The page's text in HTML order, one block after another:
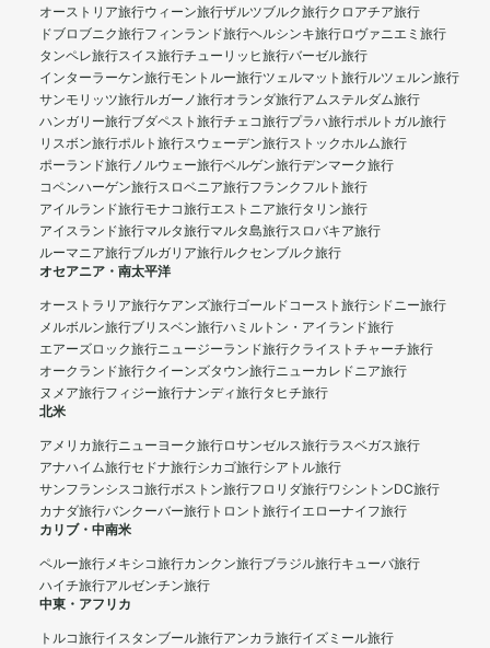
オーストリア旅行ウィーン旅行ザルツブルク旅行クロアチア旅行
ドブロブニク旅行フィンランド旅行ヘルシンキ旅行ロヴァニエミ旅行
タンペレ旅行スイス旅行チューリッヒ旅行バーゼル旅行
インターラーケン旅行モントルー旅行ツェルマット旅行ルツェルン旅行
サンモリッツ旅行ルガーノ旅行オランダ旅行アムステルダム旅行
ハンガリー旅行ブダペスト旅行チェコ旅行プラハ旅行ポルトガル旅行
リスボン旅行ポルト旅行スウェーデン旅行ストックホルム旅行
ポーランド旅行ノルウェー旅行ベルゲン旅行デンマーク旅行
コペンハーゲン旅行スロベニア旅行フランクフルト旅行
アイルランド旅行モナコ旅行エストニア旅行タリン旅行
アイスランド旅行マルタ旅行マルタ島旅行スロバキア旅行
ルーマニア旅行ブルガリア旅行ルクセンブルク旅行
オセアニア・南太平洋
オーストラリア旅行ケアンズ旅行ゴールドコースト旅行シドニー旅行
メルボルン旅行ブリスベン旅行ハミルトン・アイランド旅行
エアーズロック旅行ニュージーランド旅行クライストチャーチ旅行
オークランド旅行クイーンズタウン旅行ニューカレドニア旅行
ヌメア旅行フィジー旅行ナンディ旅行タヒチ旅行
北米
アメリカ旅行ニューヨーク旅行ロサンゼルス旅行ラスベガス旅行
アナハイム旅行セドナ旅行シカゴ旅行シアトル旅行
サンフランシスコ旅行ボストン旅行フロリダ旅行ワシントンDC旅行
カナダ旅行バンクーバー旅行 トロント旅行イエローナイフ旅行
カリブ・中南米
ペルー旅行メキシコ旅行カンクン旅行ブラジル旅行キューバ旅行
ハイチ旅行アルゼンチン旅行
中東・アフリカ
トルコ旅行イスタンブール旅行アンカラ旅行イズミール旅行